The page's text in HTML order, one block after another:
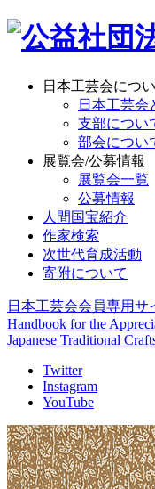
日本工芸会につ
日本工芸会
支部につい
部会につい
展覧会/公募情報
展覧会一覧
公募情報
人間国宝紹介
作家検索
次世代育成活動
寄附について
日本工芸会会員専用サ
Handbook for the
Japanese Traditional
Twitter
Instagram
YouTube